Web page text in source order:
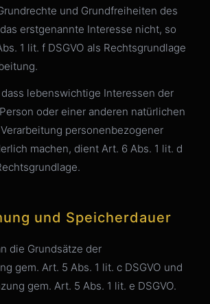
und Grundfreiheiten des
erstgenannte Interesse nicht, so
1 lit. f DSGVO als Rechtsgrundlage
dass lebenswichtige Interessen der
oder einer anderen natürlichen
personenbezogener
machen, dient Art. 6 Abs. 1 lit. d
und Speicherdauer
die Grundsätze der
gem. Art. 5 Abs. 1 lit. c DSGVO und
gem. Art. 5 Abs. 1 lit. e DSGVO.